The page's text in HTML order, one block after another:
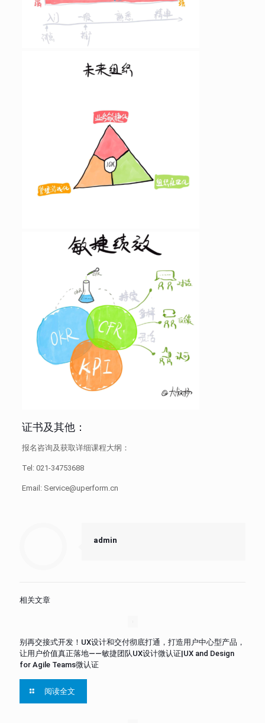
证书及其他：
报名咨询及获取详细课程大纲：
Tel: 021-34753688
Email: Service@uperform.cn
admin
相关文章
别再交接式开发！UX设计和交付彻底打通，打造用户中心型产品，
让用户价值真正落地——敏捷团队UX设计微认证|UX and Design
for Agile Teams微认证
阅读全文